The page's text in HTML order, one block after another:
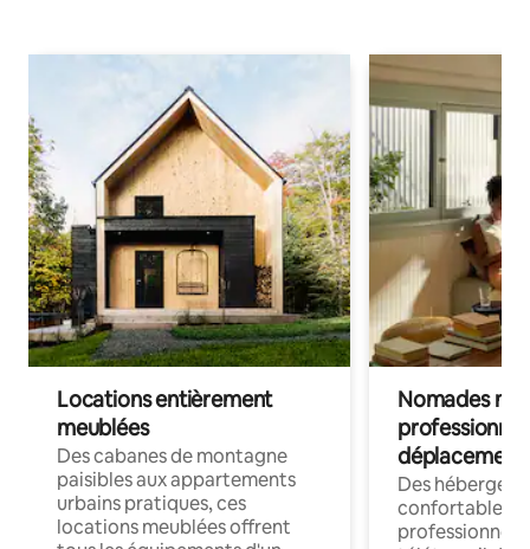
Locations entièrement
meublées
Des cabanes de montagne
paisibles aux appartements
urbains pratiques, ces
locations meublées offrent
Nomades
déplacement
Des
confortables
professionnels